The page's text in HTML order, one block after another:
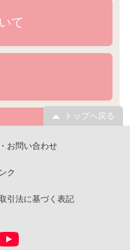
て
トップへ戻る
お問い合わせ
ク
引法に基づく表記